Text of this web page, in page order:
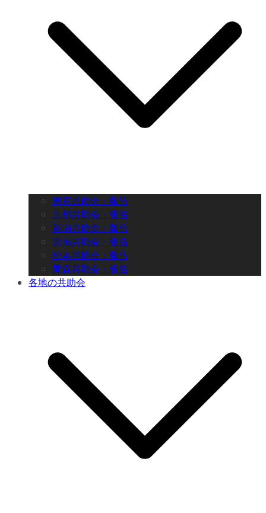
東京共助会・報告
京都共助会・報告
新潟共助会・報告
東海共助会・報告
松本共助会・報告
青森共助会・報告
各地の共助会